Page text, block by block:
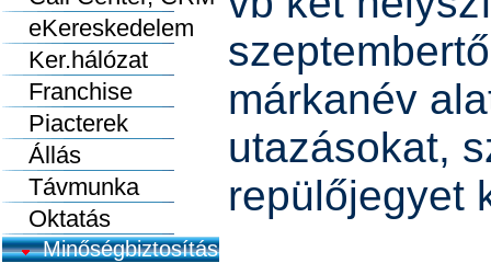
eKereskedelem
Ker.hálózat
Franchise
Piacterek
Állás
Távmunka
Oktatás
Minőségbiztosítás
márkanév
utazásokat,
repülőjegyet